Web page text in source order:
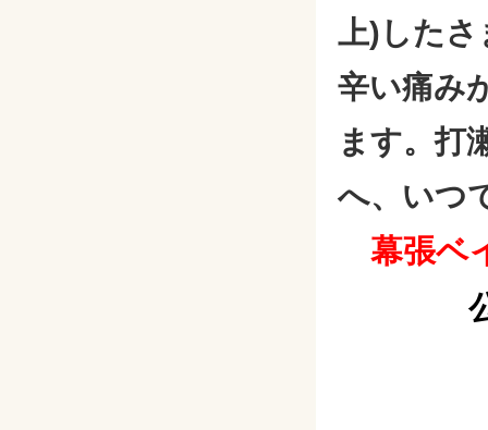
上)したさ
辛い痛み
ます。打
へ、いつ
幕張ベ
公式